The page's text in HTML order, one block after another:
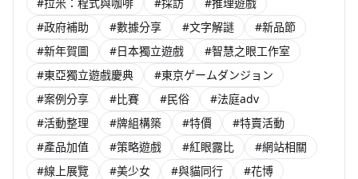
#政府補助
#數據分享 #文字解謎
#新品節
#新年賀圖
#日本獨立遊戲
#智慧之眼工作室
#東亞獨立遊戲慶典
#東京ゲームダンジョン
#案例分享
#比賽 #民俗
#法庭adv
#活動整理
#牌組構築 #特價
#特賣活動
#產品加值
#策略遊戲 #紅眼露比
#網站相關
#線上展覽
#美少女 #與貓同行
#花博